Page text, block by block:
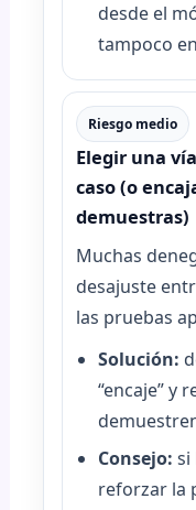
desde el
tampoco
Riesgo medio
Elegir una
caso (o
demuestras)
Muchas
desajuste
las pruebas
Solución:
“encaje” y
Consejo: si
reforzar la